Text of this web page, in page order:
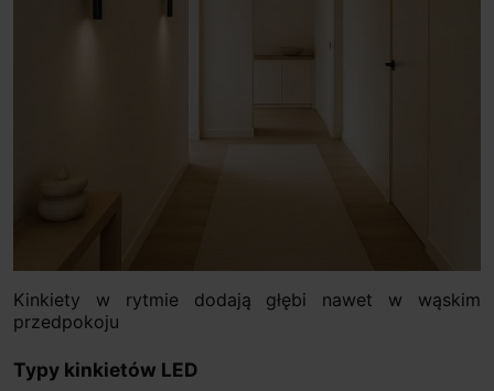
Kinkiety w rytmie dodają głębi nawet w wąskim
przedpokoju
Typy kinkietów LED